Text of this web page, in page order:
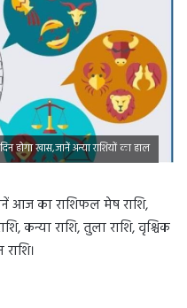
खास,जानें अन्या राशियों का हाल
आज का राशिफल मेष राशि,
कन्या राशि, तुला राशि, वृश्चिक